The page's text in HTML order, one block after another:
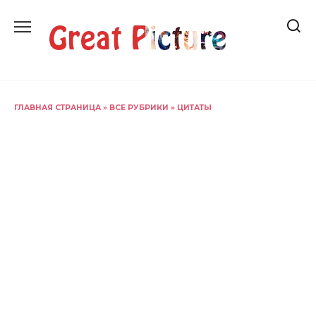
содержанию
ГЛАВНАЯ СТРАНИЦА » ВСЕ РУБРИКИ » ЦИТАТЫ